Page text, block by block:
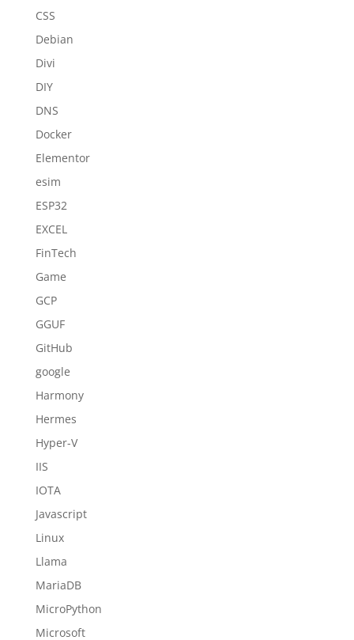
CSS
Debian
Divi
DIY
DNS
Docker
Elementor
esim
ESP32
EXCEL
FinTech
Game
GCP
GGUF
GitHub
google
Harmony
Hermes
Hyper-V
IIS
IOTA
Javascript
Linux
Llama
MariaDB
MicroPython
Microsoft